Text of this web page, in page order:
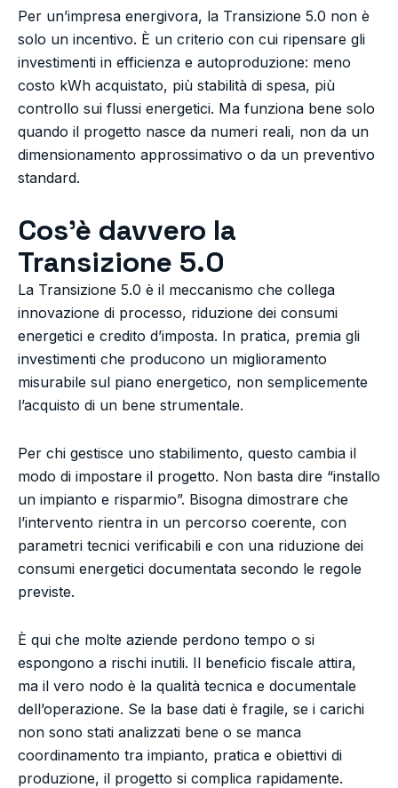
Per un’impresa energivora, la Transizione 5.0 non è
solo un incentivo. È un criterio con cui ripensare gli
investimenti in efficienza e autoproduzione: meno
costo kWh acquistato, più stabilità di spesa, più
controllo sui flussi energetici. Ma funziona bene solo
quando il progetto nasce da numeri reali, non da un
dimensionamento approssimativo o da un preventivo
standard.
Cos’è davvero la
Transizione 5.0
La Transizione 5.0 è il meccanismo che collega
innovazione di processo, riduzione dei consumi
energetici e credito d’imposta. In pratica, premia gli
investimenti che producono un miglioramento
misurabile sul piano energetico, non semplicemente
l’acquisto di un bene strumentale.
Per chi gestisce uno stabilimento, questo cambia il
modo di impostare il progetto. Non basta dire “installo
un impianto e risparmio”. Bisogna dimostrare che
l’intervento rientra in un percorso coerente, con
parametri tecnici verificabili e con una riduzione dei
consumi energetici documentata secondo le regole
previste.
È qui che molte aziende perdono tempo o si
espongono a rischi inutili. Il beneficio fiscale attira,
ma il vero nodo è la qualità tecnica e documentale
dell’operazione. Se la base dati è fragile, se i carichi
non sono stati analizzati bene o se manca
coordinamento tra impianto, pratica e obiettivi di
produzione, il progetto si complica rapidamente.